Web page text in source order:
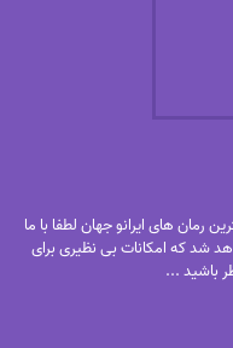
رمان های ایرانو جهان لطفا با ما
شد که امکانات بی نظیری برای
باشید ...